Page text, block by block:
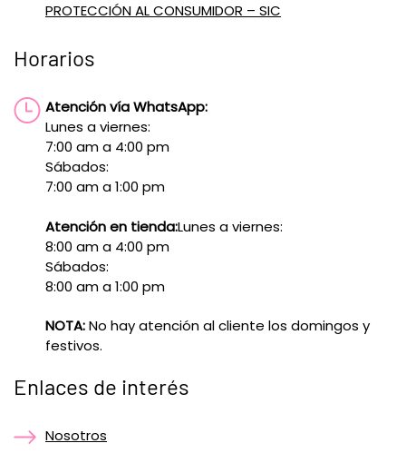
PROTECCIÓN AL CONSUMIDOR – SIC
Horarios
Atención vía WhatsApp:
Lunes a viernes:
7:00 am a 4:00 pm
Sábados:
7:00 am a 1:00 pm
Atención en tienda:Lunes a viernes:
8:00 am a 4:00 pm
Sábados:
8:00 am a 1:00 pm
NOTA:No hay atención al cliente los domingos y
festivos.
Enlaces de interés
Nosotros